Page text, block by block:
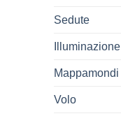
Sedute
Illuminazione
Mappamondi
Volo